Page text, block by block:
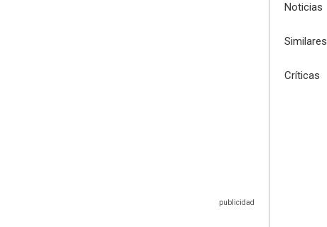
Noticias
Similares
Críticas